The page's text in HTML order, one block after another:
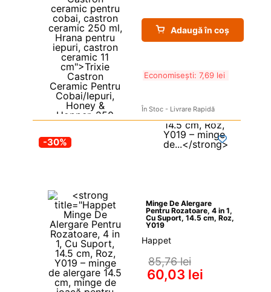
Adaugă în coș
Economisești: 7,69 lei
În Stoc - Livrare Rapidă
-30%
Minge De Alergare
Pentru Rozatoare, 4 in 1,
Cu Suport, 14.5 cm, Roz,
Y019
Happet
85,76 lei
60,03 lei